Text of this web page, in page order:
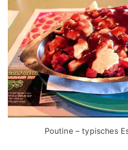
Poutine – typisches